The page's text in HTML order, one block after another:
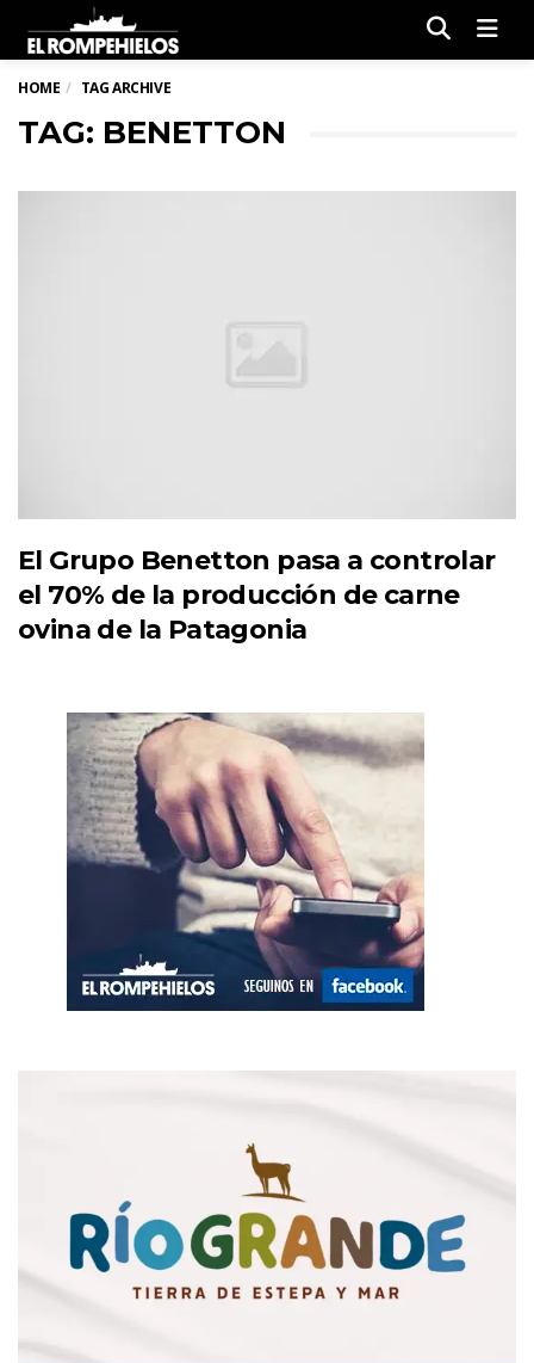
HOME TAG ARCHIVE
TAG: BENETTON
El Grupo Benetton pasa a controlar
el 70% de la producción de carne
ovina de la Patagonia